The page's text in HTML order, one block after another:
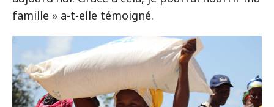
famille » a-t-elle témoigné.